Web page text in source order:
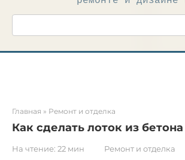
Поиск:
Главная » Ремонт и отделка
Как сделать лоток из бетона
На чтение: 22 мин Ремонт и отделка